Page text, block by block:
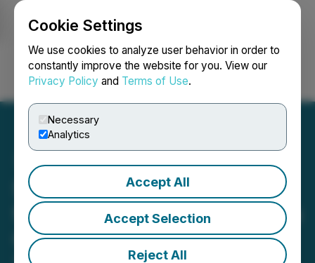
Cookie Settings
We use cookies to analyze user behavior in order to
constantly improve the website for you. View our
Privacy Policy and Terms of Use.
Necessary
Analytics
Accept All
Accept Selection
Reject All
Login Search Français
Statistiques de
financement par actions du
Groupe TMX pour mai